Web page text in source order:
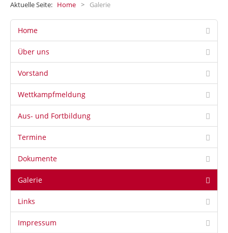
Aktuelle Seite: Home > Galerie
Home
Über uns
Vorstand
Wettkampfmeldung
Aus- und Fortbildung
Termine
Dokumente
Galerie
Links
Impressum